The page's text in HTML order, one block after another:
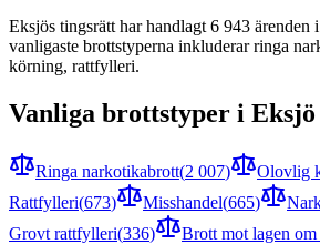
Eksjös tingsrätt har handlagt 6 943 ärenden
vanligaste brottstyperna inkluderarringa
körning, rattfylleri.
Vanliga brottstyper i Eksjö
Ringa narkotikabrott(2 007) Olovlig
Rattfylleri(673) Misshandel(665)
Grovt rattfylleri(336)
Brott mot lagen